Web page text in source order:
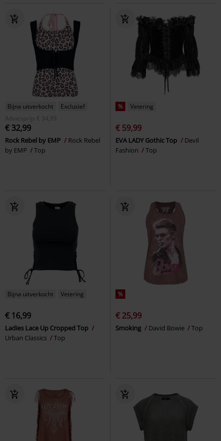
Bijna uitverkocht
Exclusief
Adviesprijs
€ 34,99
€ 32,99
Rock Rebel by EMP
Rock Rebel
by EMP
Top
% Vetering
€ 59,99
EVA LADY Gothic Top
Devil
Fashion
Top
Bijna uitverkocht Vetering
€ 16,99
Ladies Lace Up Cropped Top
Urban Classics
Top
%
€ 25,99
Smoking David Bowie Top